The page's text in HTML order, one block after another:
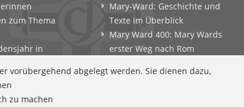
zum Thema
in
und
Mary-Ward: Geschichte und
Texte im Überblick
Mary Ward 400: Mary Wards
erster Weg nach Rom
Zeitschrift: Spiritualität konkret
vorübergehend abgelegt werden. Sie dienen dazu,
zu machen